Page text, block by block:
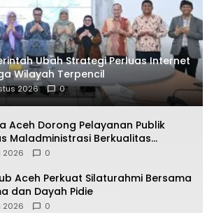
Ubah Strategi Perluas Internet
Wilayah Terpencil
2026 0
Aceh Dorong Pelayanan Publik
Maladministrasi Berkualitas
2026 0
Aceh Perkuat Silaturahmi Bersama
dan Dayah Pidie
2026 0